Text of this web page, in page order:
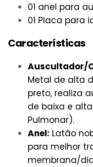
01 anel para
01 Placa para
Características
Auscultador/
Metal de alta
preto, realiza
de baixa e
Pulmonar).
Anel: Latão
para melhor
membrana/